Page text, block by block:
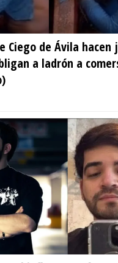
Ciego de Ávila
a ladrón a